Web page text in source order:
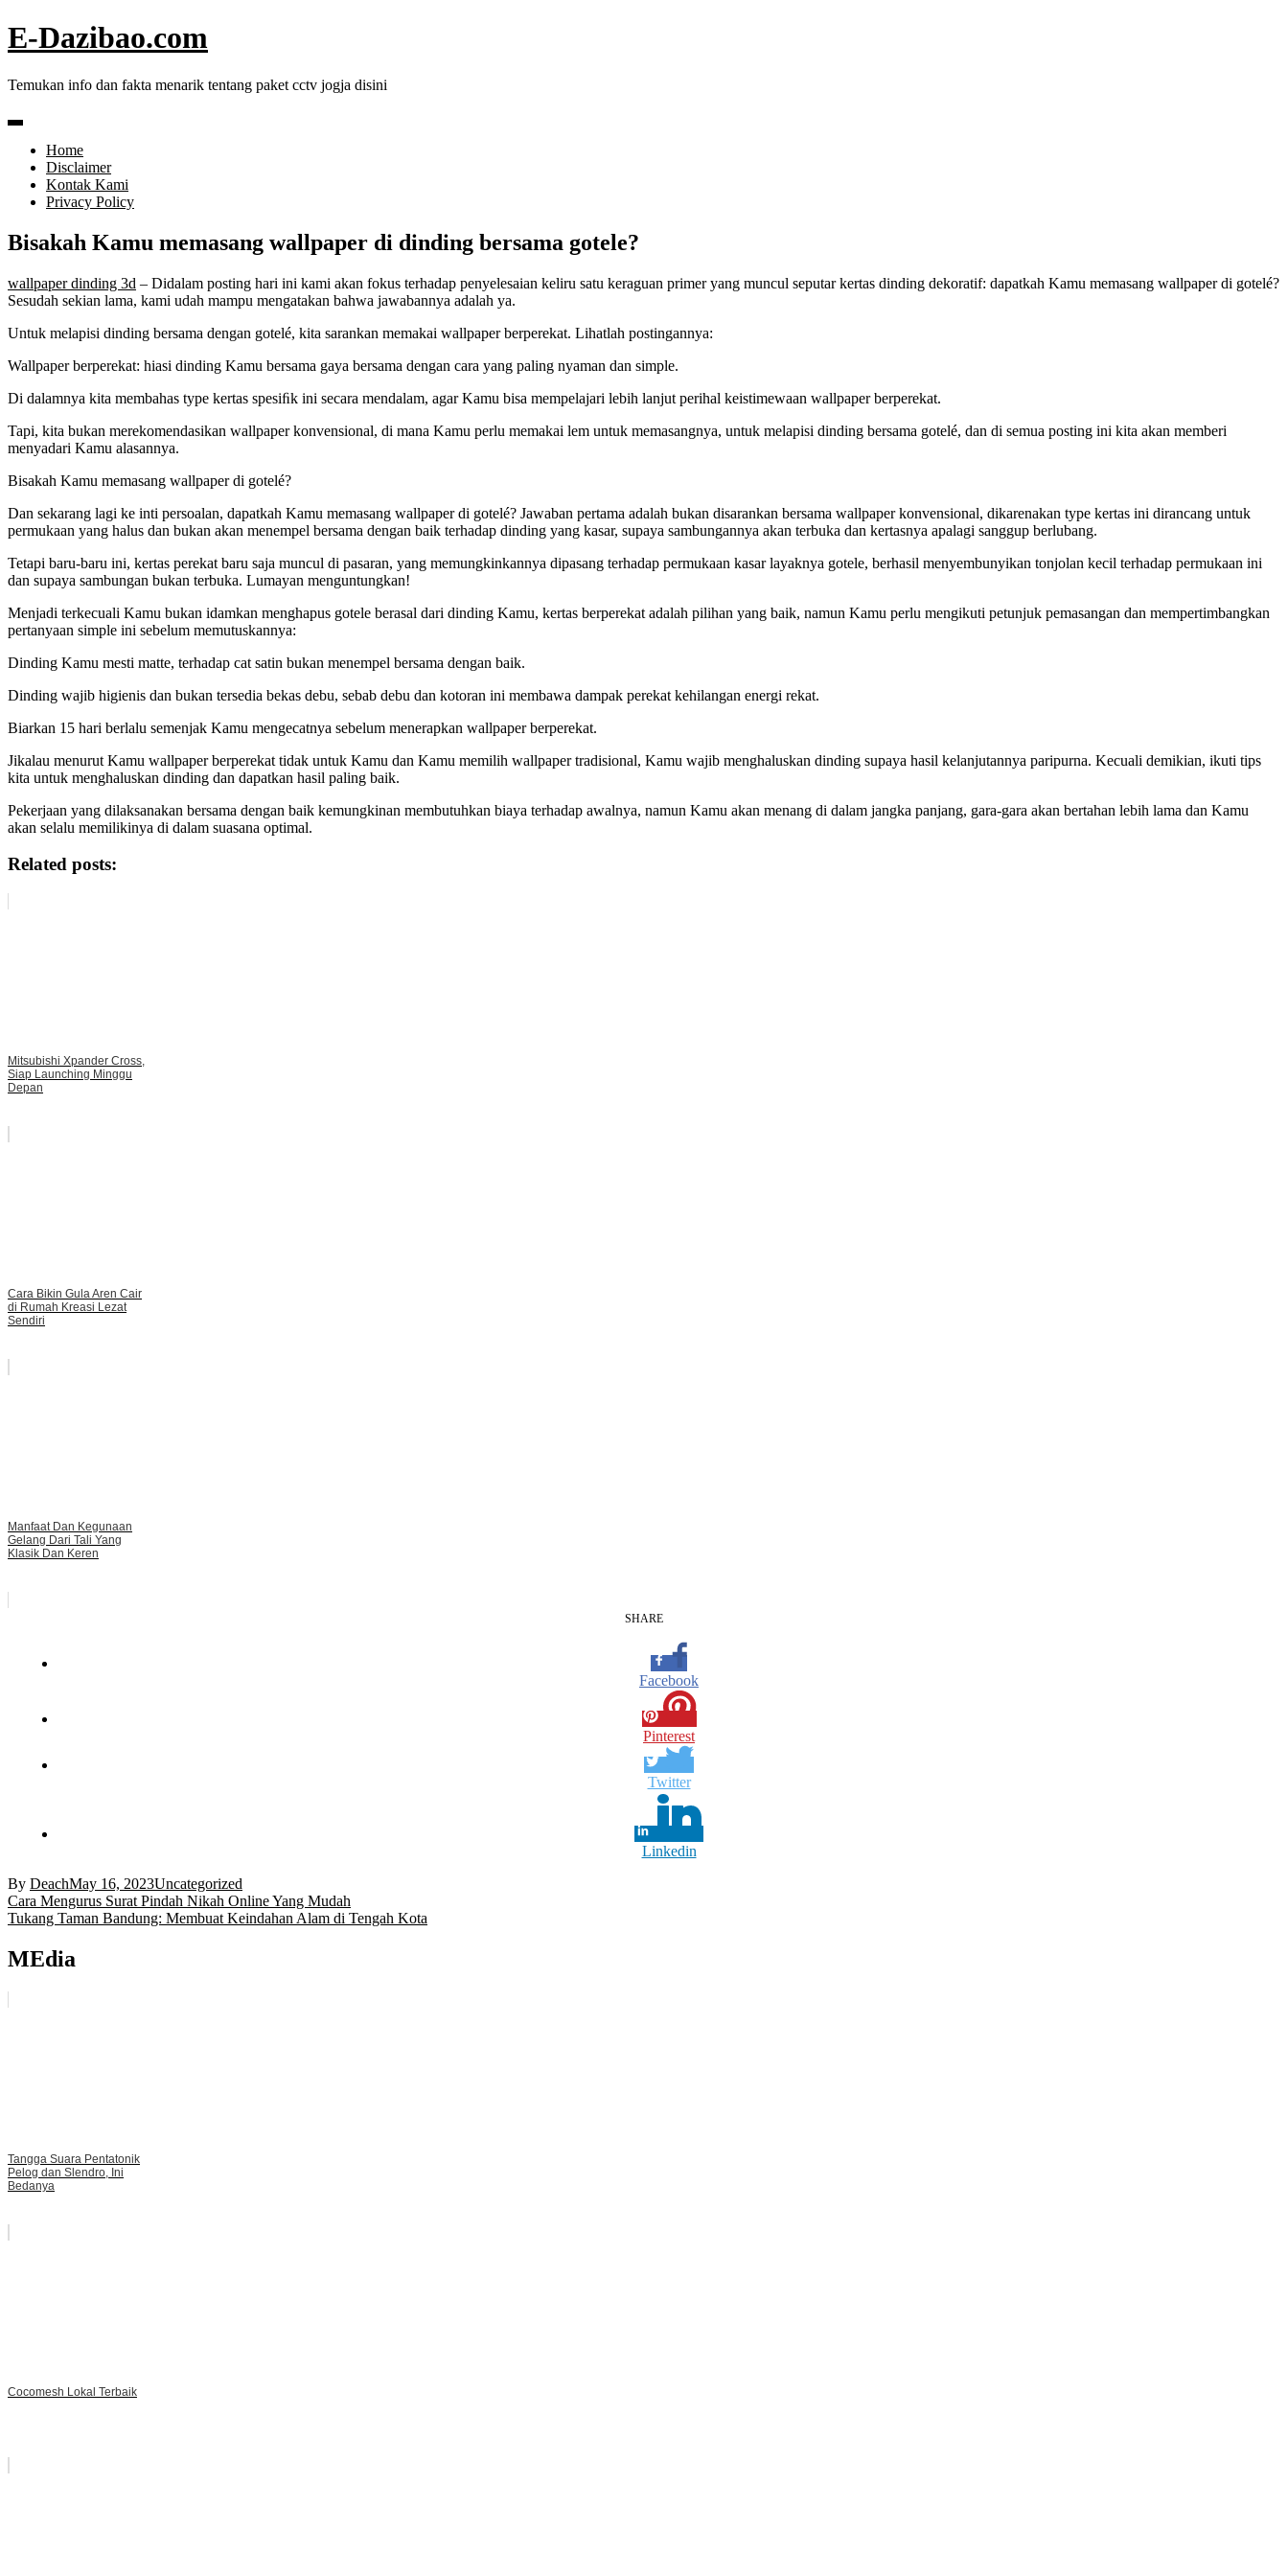
Skip
to
E-Dazibao.com
Temukan info dan fakta menarik tentang paket cctv jogja disini
Home
Disclaimer
Kontak Kami
Privacy Policy
Bisakah Kamu memasang wallpaper di dinding bersama gotele?
wallpaper dinding 3d – Didalam posting hari ini kami akan fokus terhadap penyelesaian keliru satu keraguan primer yang muncul seputar kertas dinding dekoratif: dapatkah Kamu memasang wallpaper di gotelé?
Sesudah sekian lama, kami udah mampu mengatakan bahwa jawabannya adalah ya.
Untuk melapisi dinding bersama dengan gotelé, kita sarankan memakai wallpaper berperekat. Lihatlah postingannya:
Wallpaper berperekat: hiasi dinding Kamu bersama gaya bersama dengan cara yang paling nyaman dan simple.
Di dalamnya kita membahas type kertas spesiﬁk ini secara mendalam, agar Kamu bisa mempelajari lebih lanjut perihal keistimewaan wallpaper berperekat.
Tapi, kita bukan merekomendasikan wallpaper konvensional, di mana Kamu perlu memakai lem untuk memasangnya, untuk melapisi dinding bersama gotelé, dan di semua posting ini kita akan memberi
menyadari Kamu alasannya.
Bisakah Kamu memasang wallpaper di gotelé?
Dan sekarang lagi ke inti persoalan, dapatkah Kamu memasang wallpaper di gotelé? Jawaban pertama adalah bukan disarankan bersama wallpaper konvensional, dikarenakan type kertas ini dirancang untuk
permukaan yang halus dan bukan akan menempel bersama dengan baik terhadap dinding yang kasar, supaya sambungannya akan terbuka dan kertasnya apalagi sanggup berlubang.
Tetapi baru-baru ini, kertas perekat baru saja muncul di pasaran, yang memungkinkannya dipasang terhadap permukaan kasar layaknya gotele, berhasil menyembunyikan tonjolan kecil terhadap permukaan ini
dan supaya sambungan bukan terbuka. Lumayan menguntungkan!
Menjadi terkecuali Kamu bukan idamkan menghapus gotele berasal dari dinding Kamu, kertas berperekat adalah pilihan yang baik, namun Kamu perlu mengikuti petunjuk pemasangan dan mempertimbangkan
pertanyaan simple ini sebelum memutuskannya:
Dinding Kamu mesti matte, terhadap cat satin bukan menempel bersama dengan baik.
Dinding wajib higienis dan bukan tersedia bekas debu, sebab debu dan kotoran ini membawa dampak perekat kehilangan energi rekat.
Biarkan 15 hari berlalu semenjak Kamu mengecatnya sebelum menerapkan wallpaper berperekat.
Jikalau menurut Kamu wallpaper berperekat tidak untuk Kamu dan Kamu memilih wallpaper tradisional, Kamu wajib menghaluskan dinding supaya hasil kelanjutannya paripurna. Kecuali demikian, ikuti tips
kita untuk menghaluskan dinding dan dapatkan hasil paling baik.
Pekerjaan yang dilaksanakan bersama dengan baik kemungkinan membutuhkan biaya terhadap awalnya, namun Kamu akan menang di dalam jangka panjang, gara-gara akan bertahan lebih lama dan Kamu
akan selalu memilikinya di dalam suasana optimal.
Related posts:
Mitsubishi Xpander Cross,
Siap Launching Minggu
Depan
Cara Bikin Gula Aren Cair
di Rumah Kreasi Lezat
Sendiri
Manfaat Dan Kegunaan
Gelang Dari Tali Yang
Klasik Dan Keren
SHARE
Facebook
Pinterest
Twitter
Linkedin
By DeachMay 16, 2023Uncategorized
Post
navigation
Cara Mengurus Surat Pindah Nikah Online Yang Mudah
Tukang Taman Bandung: Membuat Keindahan Alam di Tengah Kota
MEdia
Tangga Suara Pentatonik
Pelog dan Slendro, Ini
Bedanya
Cocomesh Lokal Terbaik